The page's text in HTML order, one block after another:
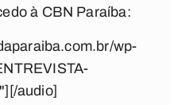
à CBN Paraíba:
wp-
audio]